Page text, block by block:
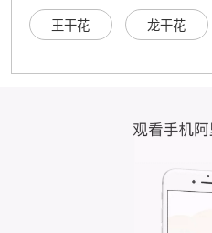
王干花 龙干花